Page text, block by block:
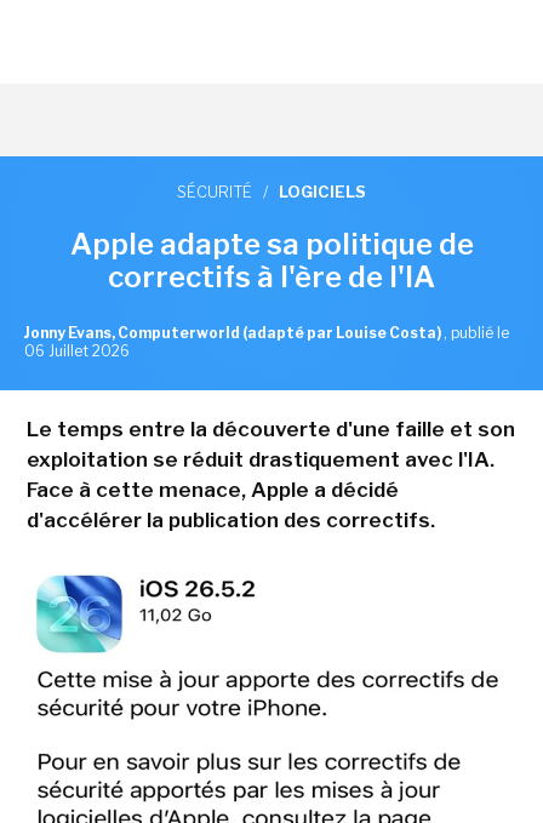
SÉCURITÉ / LOGICIELS
Apple adapte sa politique de
correctifs à l'ère de l'IA
Jonny Evans, Computerworld (adapté par Louise Costa) , publié le
06 Juillet 2026
Le temps entre la découverte d'une faille et son
exploitation se réduit drastiquement avec l'IA.
Face à cette menace, Apple a décidé
d'accélérer la publication des correctifs.